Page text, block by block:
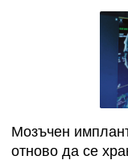
Мозъчен
отново да се